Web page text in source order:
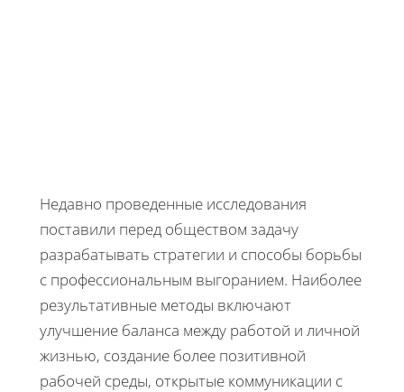
Недавно проведенные исследования
поставили перед обществом задачу
разрабатывать стратегии и способы борьбы
с профессиональным выгоранием. Наиболее
результативные методы включают
улучшение баланса между работой и личной
жизнью, создание более позитивной
рабочей среды, открытые коммуникации с